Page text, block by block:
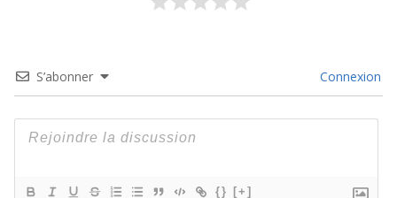
S’abonner Connexion
{} [+]